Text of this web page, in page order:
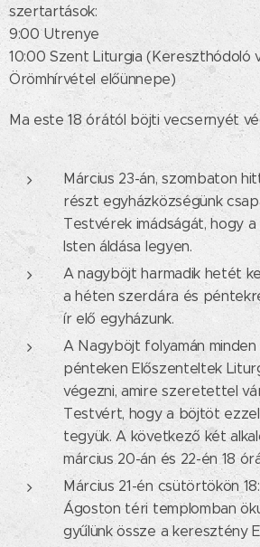
szertartások:
9:00 Utrenye
10:00 Szent Liturgia (Kereszthódoló
Örömhírvétel előünnepe)
Ma este 18 órától böjti vecsernyét
Március 23-án, szombaton
részt egyházközségünk
Testvérek imádságát, hogy
Isten áldása legyen.
A nagyböjt harmadik hetét
a héten szerdára és
ír elő egyházunk.
A Nagyböjt folyamán minden
pénteken Előszenteltek
végezni, amire szeretettel
Testvért, hogy a böjtöt
tegyük. A következő két
március 20-án és 22-én 18
Március 21-én csütörtökön
Ágoston téri templomban
gyűlünk össze a keresztény